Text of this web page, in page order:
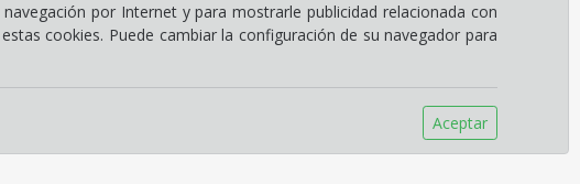
por Internet y para mostrarle publicidad relacionada con
cookies. Puede cambiar la configuración de su navegador para
Aceptar